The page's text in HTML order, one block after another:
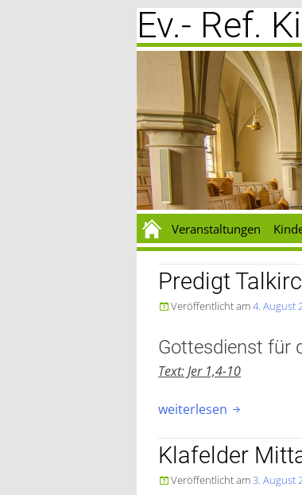
Zum
Inhalt
springen
Ev.- Ref.
Veranstaltungen
Predigt
Veröffentlicht am4. August
Gottesdienst für
Text: Jer 1,4-10
„Predigt
Sonntag,
2.
August
weiterlesen 
Klafelder
Veröffentlicht am3. August